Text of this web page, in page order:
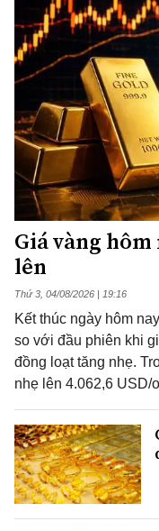
Giá vàng
lên
Thứ 3, 04/08/2026 | 19:16
Kết thúc ngày hôm
so với đầu phiên khi
đồng loạt tăng nhẹ.
nhẹ lên 4.062,6 USD/